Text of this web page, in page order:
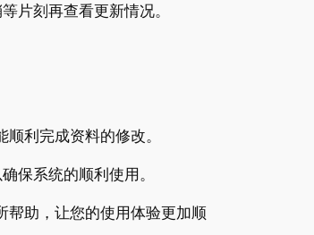
片刻再查看更新情况。
利完成资料的修改。
保系统的顺利使用。
帮助，让您的使用体验更加顺